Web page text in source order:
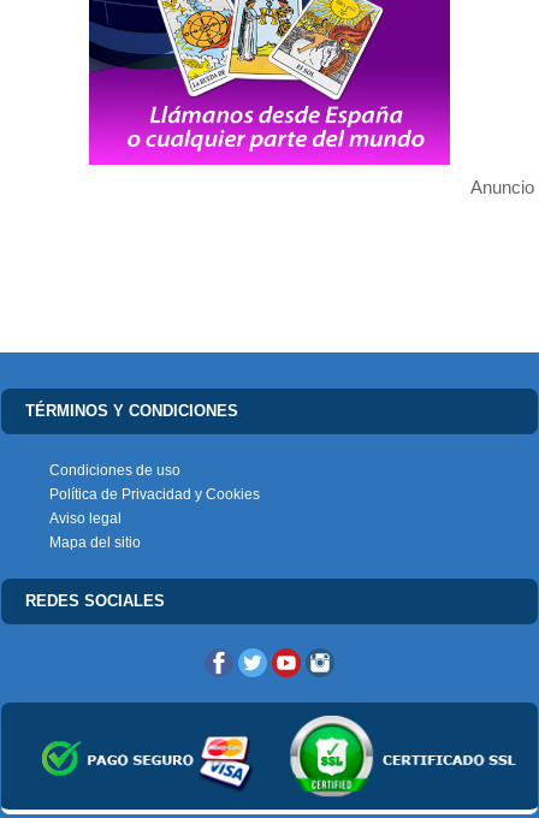
Anuncio
TÉRMINOS Y CONDICIONES
Condiciones de uso
Política de Privacidad y Cookies
Aviso legal
Mapa del sitio
REDES SOCIALES